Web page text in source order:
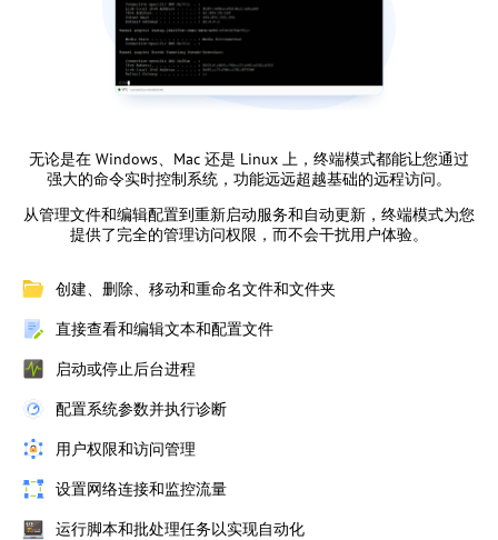
无论是在 Windows、Mac 还是 Linux 上，终端模式都能让您通过
强大的命令实时控制系统，功能远远超越基础的远程访问。
从管理文件和编辑配置到重新启动服务和自动更新，终端模式为您
提供了完全的管理访问权限，而不会干扰用户体验。
创建、删除、移动和重命名文件和文件夹
直接查看和编辑文本和配置文件
启动或停止后台进程
配置系统参数并执行诊断
用户权限和访问管理
设置网络连接和监控流量
运行脚本和批处理任务以实现自动化